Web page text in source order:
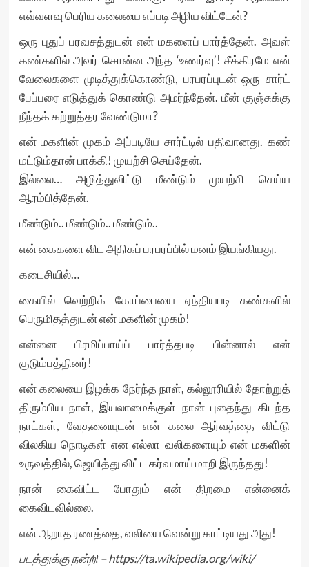
எவ்வளவு பெரிய கலையை எப்படி அழிய விட்டேன்?
ஒரு புதுப் பரவசத்துடன் என் மகளைப் பார்த்தேன். அவள்
கண்களில் அவர் சொன்ன அந்த ‘உணர்வு’! சீக்கிரமே என்
வேலைகளை முடித்துக்கொண்டு, பரபரப்புடன் ஒரு சார்ட்
பேப்பரை எடுத்துக் கொண்டு அமர்ந்தேன். மீன் குஞ்சுக்கு
நீந்தக் கற்றுத்தர வேண்டுமா?
என் மகளின் முகம் அப்படியே சார்ட்டில் பதிவானது. கண்
மட்டும்தான் பாக்கி! முயற்சி செய்தேன்.
இல்லை… அழித்துவிட்டு மீண்டும் முயற்சி செய்ய
ஆரம்பித்தேன்.
மீண்டும்.. மீண்டும்.. மீண்டும்..
என் கைகளை விட அதிகப் பரபரப்பில் மனம் இயங்கியது.
கடைசியில்…
கையில் வெற்றிக் கோப்பையை ஏந்தியபடி கண்களில்
பெருமிதத்துடன் என் மகளின் முகம்!
என்னை பிரமிப்பாய்ப் பார்த்தபடி பின்னால் என்
குடும்பத்தினர்!
என் கலையை இழக்க நேர்ந்த நாள், கல்லூரியில் தோற்றுத்
திரும்பிய நாள், இயலாமைக்குள் நான் புதைந்து கிடந்த
நாட்கள், வேதனையுடன் என் கலை ஆர்வத்தை விட்டு
விலகிய நொடிகள் என எல்லா வலிகளையும் என் மகளின்
உருவத்தில், ஜெயித்து விட்ட கர்வமாய் மாறி இருந்தது!
நான் கைவிட்ட போதும் என் திறமை என்னைக்
கைவிடவில்லை.
என் ஆறாத ரணத்தை, வலியை வென்று காட்டியது அது!
படத்துக்கு நன்றி –https://ta.wikipedia.org/wiki/